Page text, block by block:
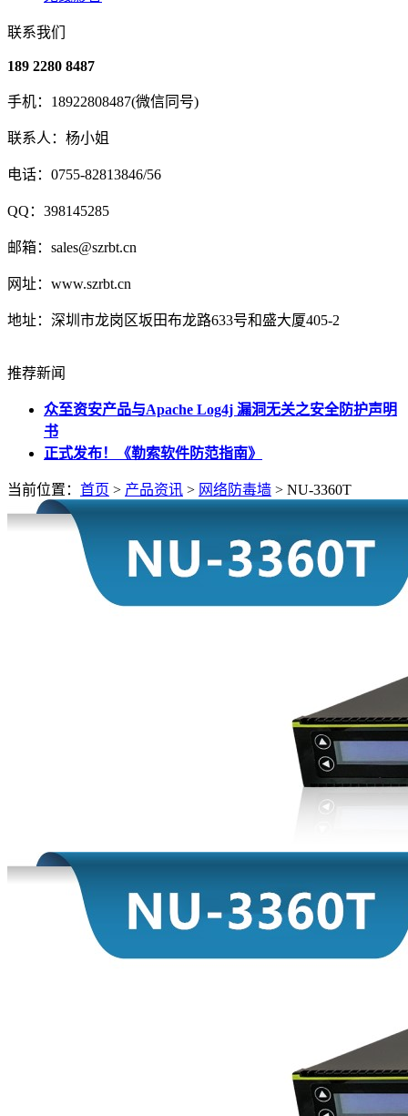
联系我们
189 2280 8487
手机：18922808487(微信同号)
联系人：杨小姐
电话：0755-82813846/56
QQ：398145285
邮箱：sales@szrbt.cn
网址：www.szrbt.cn
地址：深圳市龙岗区坂田布龙路633号和盛大厦405-2
推荐新闻
‎众至资安产品与Apache Log4j 漏洞无关之安全防护声明
书
正式发布！《勒索软件防范指南》
当前位置： 首页 > 产品资讯 > 网络防毒墙 > NU-3360T